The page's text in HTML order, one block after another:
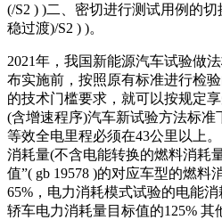
(/S2 ) )二、密切进行测试用例的
稳过渡)/S2 ) )。
2021年，我国新能源汽车试验做
布实施前，按照原有标准进行检
的技术门槛要求，就可以按规定
(含增速程序)汽车新试验方法标
等效全电里程必须在43公里以上
消耗量(不含电能转换的燃料消耗
值”( gb 19578 )的对应车型的燃料
65%，电力消耗模式试验的电能
轿车电力消耗量目标值的125%